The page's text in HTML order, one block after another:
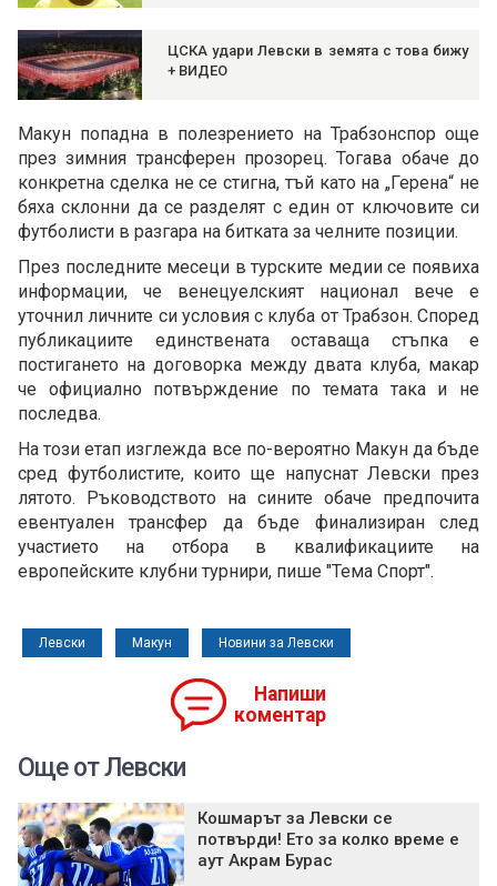
ЦСКА удари Левски в земята с това бижу
+ ВИДЕО
Макун попадна в полезрението на Трабзонспор още
през зимния трансферен прозорец. Тогава обаче до
конкретна сделка не се стигна, тъй като на „Герена“ не
бяха склонни да се разделят с един от ключовите си
футболисти в разгара на битката за челните позиции.
През последните месеци в турските медии се появиха
информации, че венецуелският национал вече е
уточнил личните си условия с клуба от Трабзон. Според
публикациите единствената оставаща стъпка е
постигането на договорка между двата клуба, макар
че официално потвърждение по темата така и не
последва.
На този етап изглежда все по-вероятно Макун да бъде
сред футболистите, които ще напуснат Левски през
лятото. Ръководството на сините обаче предпочита
евентуален трансфер да бъде финализиран след
участието на отбора в квалификациите на
европейските клубни турнири, пише "Тема Спорт".
Левски Макун Новини за Левски
Напиши
коментар
Още от Левски
Кошмарът за Левски се
потвърди! Ето за колко време е
аут Акрам Бурас